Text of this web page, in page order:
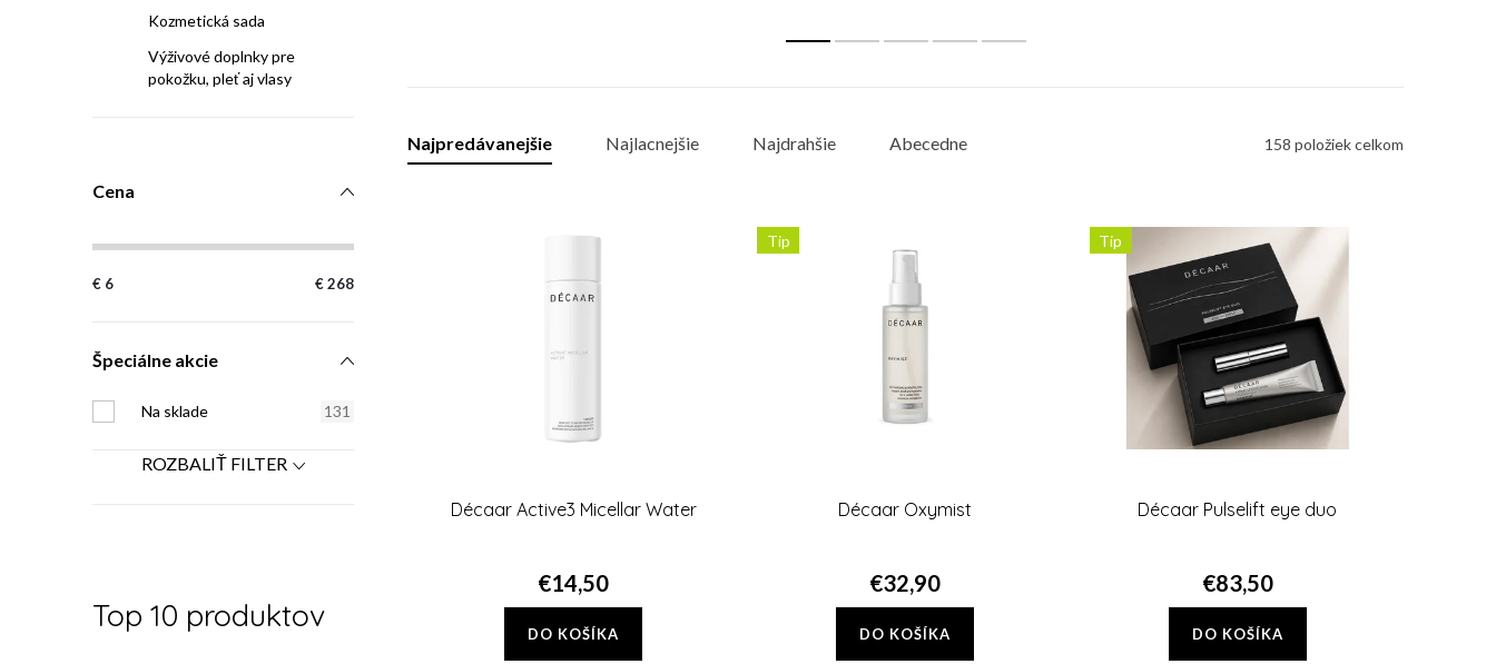
Kozmetická sada
Výživové doplnky pre
pokožku, pleť aj vlasy
Cena
€ 6 €268
Špeciálne akcie
Na sklade 131
ROZBALIŤ FILTER
Top 10 produktov
R
Najpredávanejšie Najlacnejšie Najdrahšie Abecedne 158 položiek celkom
Décaar Active3 Micellar Water
€14,50
DO KOŠÍKA
Tip
Décaar Oxymist
€32,90
DO KOŠÍKA
Tip
Décaar Pulselift eye duo
€83,50
DO KOŠÍKA